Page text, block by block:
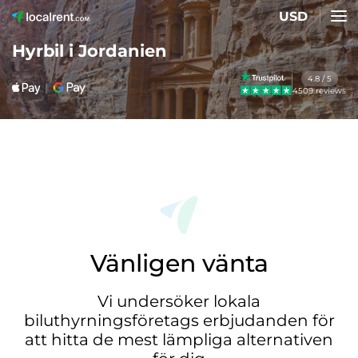
USD
Hyrbil i Jordanien
4.8 / 5
4509 reviews
Vänligen vänta
Vi undersöker lokala
biluthyrningsföretags erbjudanden för
att hitta de mest lämpliga alternativen